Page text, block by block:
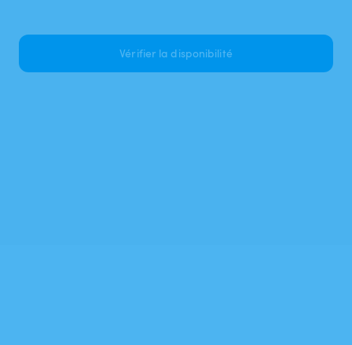
Vérifier la disponibilité